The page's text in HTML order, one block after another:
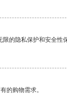
的隐私保护和安全性保
的购物需求。